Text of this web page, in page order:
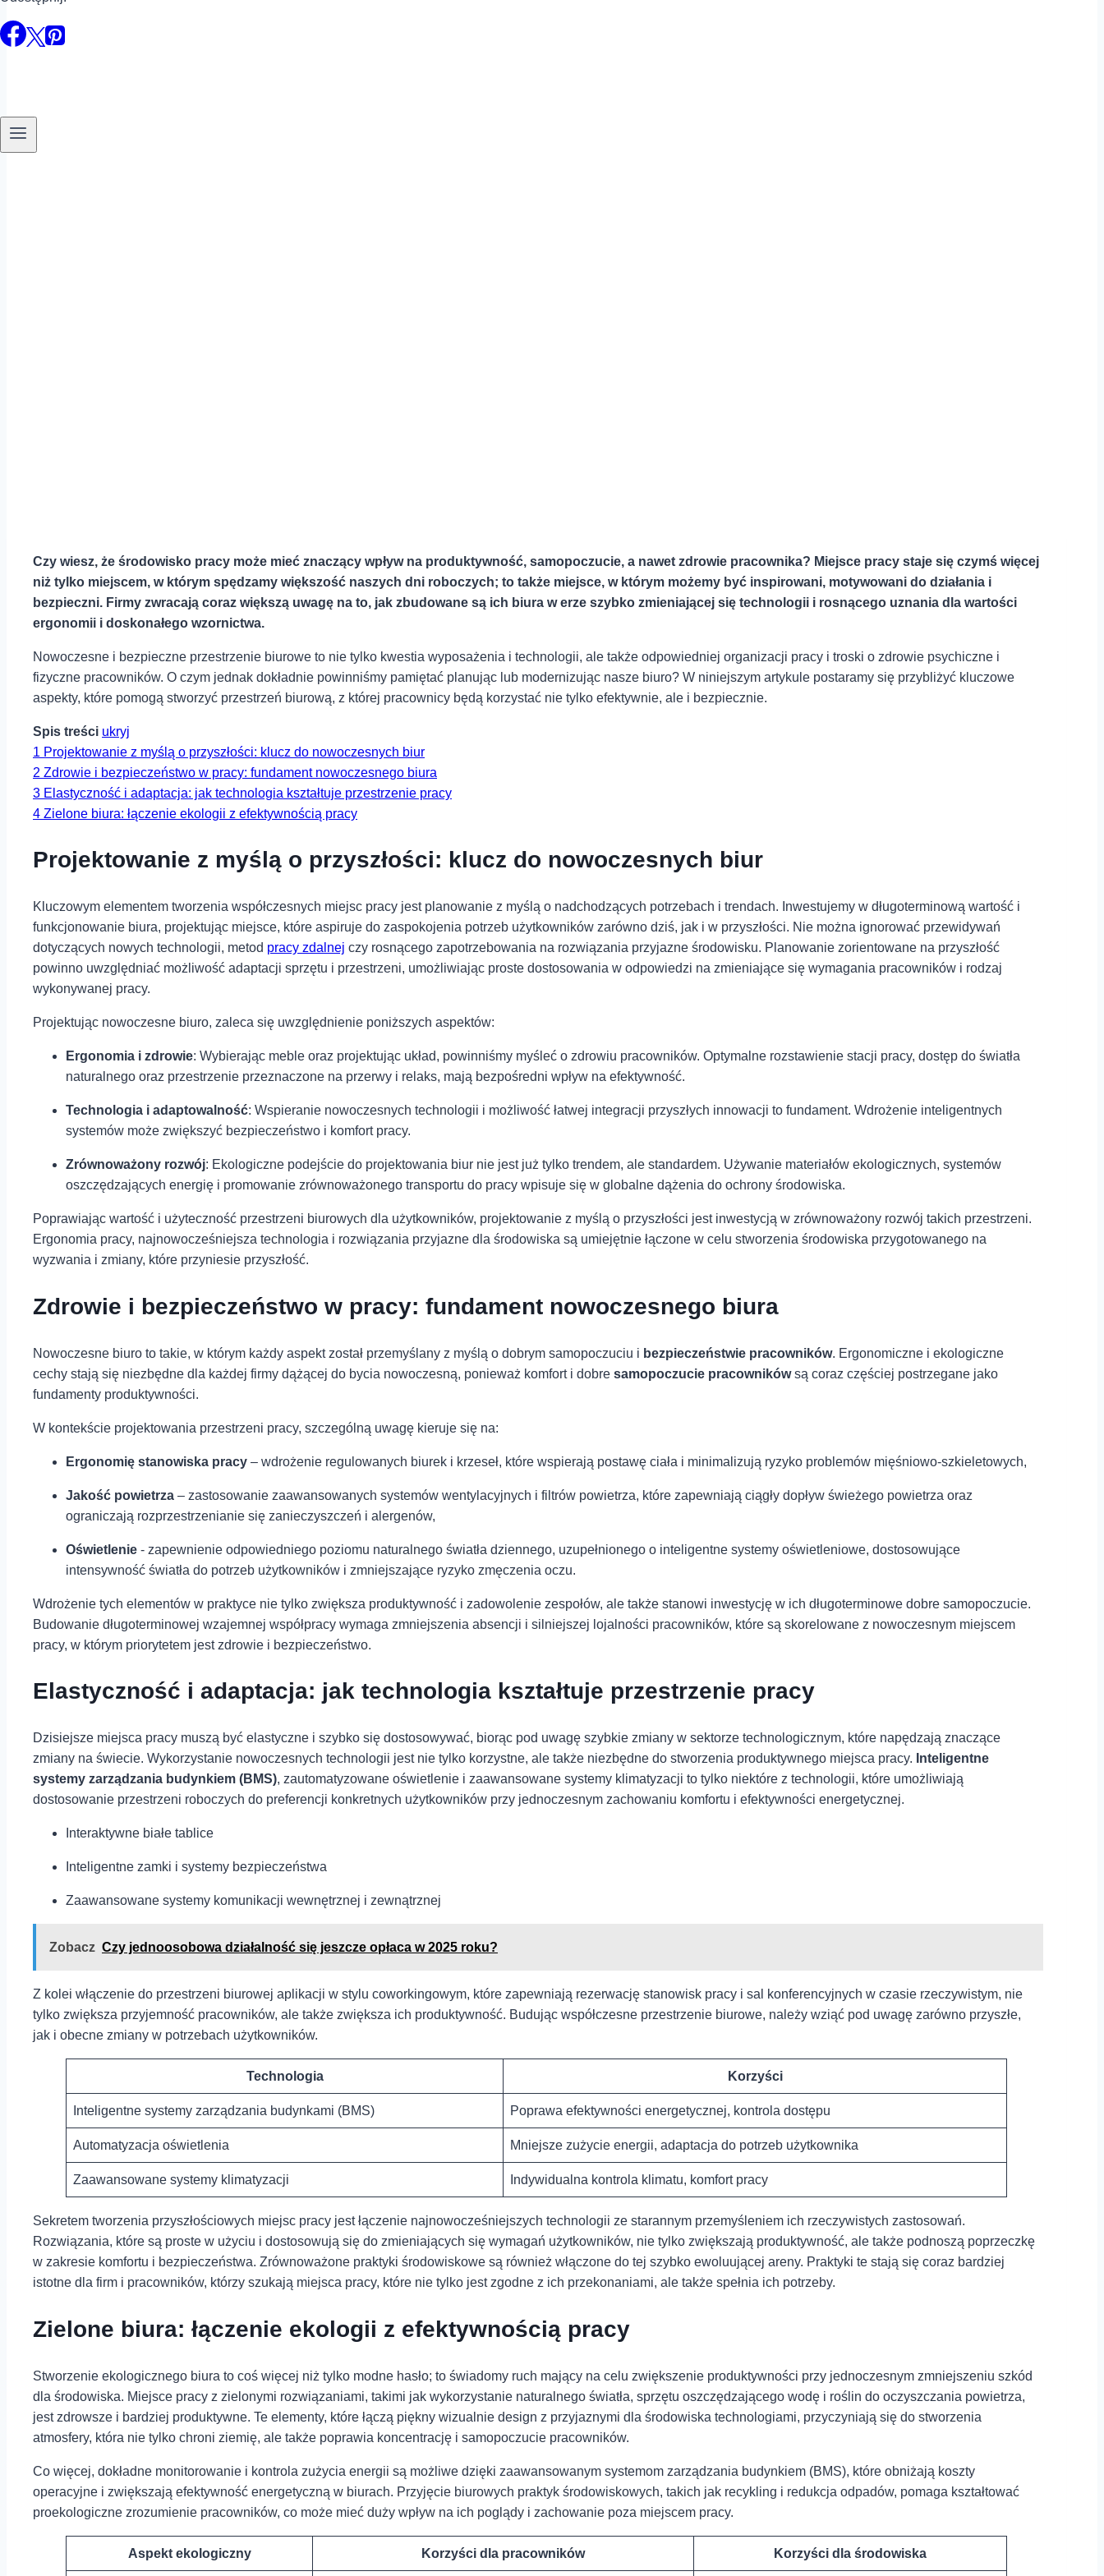
Czy wiesz, że środowisko pracy może mieć znaczący wpływ na produktywność, samopoczucie, a nawet zdrowie pracownika? Miejsce pracy staje się czymś więcej
niż tylko miejscem, w którym spędzamy większość naszych dni roboczych; to także miejsce, w którym możemy być inspirowani, motywowani do działania i
bezpieczni. Firmy zwracają coraz większą uwagę na to, jak zbudowane są ich biura w erze szybko zmieniającej się technologii i rosnącego uznania dla wartości
ergonomii i doskonałego wzornictwa.
Nowoczesne i bezpieczne przestrzenie biurowe to nie tylko kwestia wyposażenia i technologii, ale także odpowiedniej organizacji pracy i troski o zdrowie psychiczne i
fizyczne pracowników. O czym jednak dokładnie powinniśmy pamiętać planując lub modernizując nasze biuro? W niniejszym artykule postaramy się przybliżyć‍ kluczowe
aspekty, które pomogą stworzyć przestrzeń biurową, z której pracownicy będą korzystać nie tylko efektywnie, ale i bezpiecznie.
Spis treści ukryj
1 Projektowanie z myślą o⁤ przyszłości: klucz do nowoczesnych ⁢biur
2 Zdrowie i bezpieczeństwo w pracy: fundament nowoczesnego biura
3 Elastyczność i adaptacja: jak technologia kształtuje przestrzenie pracy
4 Zielone biura: łączenie ekologii ⁤z efektywnością ⁢pracy
Projektowanie z myślą o⁤ przyszłości: klucz do nowoczesnych ⁢biur
Kluczowym elementem tworzenia współczesnych miejsc pracy jest planowanie z myślą o nadchodzących potrzebach i trendach. Inwestujemy w długoterminową wartość i
funkcjonowanie biura, projektując miejsce, które aspiruje do zaspokojenia potrzeb użytkowników zarówno dziś, jak i w przyszłości. Nie można ignorować przewidywań
dotyczących nowych technologii, metod pracy zdalnej czy rosnącego zapotrzebowania na rozwiązania przyjazne środowisku. Planowanie zorientowane na przyszłość
powinno uwzględniać możliwość adaptacji sprzętu i przestrzeni, umożliwiając proste dostosowania w odpowiedzi na zmieniające się wymagania pracowników i rodzaj
wykonywanej pracy.
Projektując nowoczesne biuro, zaleca się uwzględnienie poniższych aspektów:
Ergonomia i zdrowie: Wybierając meble oraz projektując⁤ układ, powinniśmy myśleć o zdrowiu pracowników.⁣ Optymalne rozstawienie stacji pracy, dostęp do światła
naturalnego‍ oraz przestrzenie ⁤przeznaczone na przerwy i relaks, mają‍ bezpośredni⁣ wpływ na efektywność.
Technologia i adaptowalność: Wspieranie nowoczesnych technologii i możliwość łatwej integracji przyszłych innowacji‍ to fundament. Wdrożenie inteligentnych
systemów może zwiększyć bezpieczeństwo i ⁣komfort ⁣pracy.
Zrównoważony ⁣rozwój: Ekologiczne podejście⁣ do ⁢projektowania biur nie jest już tylko‍ trendem, ale standardem. Używanie materiałów ekologicznych, systemów
oszczędzających energię⁢ i ‍promowanie zrównoważonego transportu⁢ do pracy wpisuje się w ⁤globalne dążenia do ⁣ochrony środowiska.
Poprawiając wartość i użyteczność przestrzeni biurowych dla użytkowników, projektowanie z myślą o przyszłości jest inwestycją w zrównoważony rozwój takich przestrzeni.
Ergonomia pracy, najnowocześniejsza technologia i rozwiązania przyjazne dla środowiska są umiejętnie łączone w celu stworzenia środowiska przygotowanego na
wyzwania i zmiany, które przyniesie przyszłość.
Zdrowie i bezpieczeństwo w pracy: fundament nowoczesnego biura
Nowoczesne biuro to takie, w którym każdy aspekt został przemyślany z myślą o dobrym samopoczuciu i bezpieczeństwie pracowników. Ergonomiczne i ekologiczne
cechy stają się niezbędne dla każdej firmy dążącej do bycia nowoczesną, ponieważ komfort i dobre samopoczucie pracownikówsą coraz częściej postrzegane jako
fundamenty produktywności.
W kontekście projektowania przestrzeni pracy, szczególną uwagę ‍kieruje się na:
Ergonomię⁢ stanowiska pracy – ‍wdrożenie regulowanych biurek i krzeseł,⁢ które wspierają postawę ciała i ‍minimalizują ryzyko problemów mięśniowo-szkieletowych,
Jakość ⁤powietrza – zastosowanie zaawansowanych systemów ⁤wentylacyjnych i filtrów powietrza,⁣ które ‍zapewniają ciągły dopływ świeżego ⁢powietrza oraz
ograniczają rozprzestrzenianie się zanieczyszczeń i⁤ alergenów,
Oświetlenie -⁢ zapewnienie⁢ odpowiedniego poziomu naturalnego światła dziennego, uzupełnionego o inteligentne systemy oświetleniowe, dostosowujące
⁢intensywność⁢ światła do potrzeb użytkowników i zmniejszające ryzyko zmęczenia ‍oczu.
Wdrożenie tych elementów w praktyce nie tylko zwiększa produktywność i zadowolenie zespołów, ale także stanowi inwestycję w ich długoterminowe dobre samopoczucie.
Budowanie długoterminowej wzajemnej współpracy wymaga zmniejszenia absencji i silniejszej lojalności pracowników, które są skorelowane z nowoczesnym miejscem
pracy, w którym priorytetem jest zdrowie i bezpieczeństwo.
Elastyczność i adaptacja: jak technologia kształtuje przestrzenie pracy
Dzisiejsze miejsca pracy muszą być elastyczne i szybko się dostosowywać, biorąc pod uwagę szybkie zmiany w sektorze technologicznym, które napędzają znaczące
zmiany na świecie. Wykorzystanie nowoczesnych technologii jest nie tylko korzystne, ale także niezbędne do stworzenia produktywnego miejsca pracy. Inteligentne
systemy zarządzania budynkiem (BMS), zautomatyzowane oświetlenie i zaawansowane systemy klimatyzacji to tylko niektóre z technologii, które umożliwiają
dostosowanie przestrzeni roboczych do preferencji konkretnych użytkowników przy jednoczesnym zachowaniu komfortu i efektywności energetycznej.
Interaktywne ⁣białe ⁣tablice
Inteligentne ⁣zamki i systemy bezpieczeństwa
Zaawansowane systemy⁤ komunikacji wewnętrznej i zewnątrznej
Zobacz Czy jednoosobowa działalność się jeszcze opłaca w 2025 roku?
Z kolei włączenie do przestrzeni biurowej aplikacji w stylu coworkingowym, które zapewniają rezerwację stanowisk pracy i sal konferencyjnych w czasie rzeczywistym, nie
tylko zwiększa przyjemność pracowników, ale także zwiększa ich produktywność. Budując współczesne przestrzenie biurowe, należy wziąć pod uwagę zarówno przyszłe,
jak i obecne zmiany w potrzebach użytkowników.
Technologia Korzyści
Inteligentne systemy zarządzania⁣ budynkami (BMS) Poprawa efektywności ⁣energetycznej, kontrola dostępu
Automatyzacja oświetlenia Mniejsze zużycie energii, adaptacja do potrzeb użytkownika
Zaawansowane systemy klimatyzacji Indywidualna kontrola ‍klimatu,⁢ komfort pracy
Sekretem tworzenia przyszłościowych miejsc pracy jest łączenie najnowocześniejszych technologii ze starannym przemyśleniem ich rzeczywistych zastosowań.
Rozwiązania, które są proste w użyciu i dostosowują się do zmieniających się wymagań użytkowników, nie tylko zwiększają produktywność, ale także podnoszą poprzeczkę
w zakresie komfortu i bezpieczeństwa. Zrównoważone praktyki środowiskowe są również włączone do tej szybko ewoluującej areny. Praktyki te stają się coraz bardziej
istotne dla firm i pracowników, którzy szukają miejsca pracy, które nie tylko jest zgodne z ich przekonaniami, ale także spełnia ich potrzeby.
Zielone biura: łączenie ekologii ⁤z efektywnością ⁢pracy
Stworzenie ekologicznego biura to coś więcej niż tylko modne hasło; to świadomy ruch mający na celu zwiększenie produktywności przy jednoczesnym zmniejszeniu szkód
dla środowiska. Miejsce pracy z zielonymi rozwiązaniami, takimi jak wykorzystanie naturalnego światła, sprzętu oszczędzającego wodę i roślin do oczyszczania powietrza,
jest zdrowsze i bardziej produktywne. Te elementy, które łączą piękny wizualnie design z przyjaznymi dla środowiska technologiami, przyczyniają się do stworzenia
atmosfery, która nie tylko chroni ziemię, ale także poprawia koncentrację i samopoczucie pracowników.
Co więcej, dokładne monitorowanie i kontrola zużycia energii są możliwe dzięki zaawansowanym systemom zarządzania budynkiem (BMS), które obniżają koszty
operacyjne i zwiększają efektywność energetyczną w biurach. Przyjęcie biurowych praktyk środowiskowych, takich jak recykling i redukcja odpadów, pomaga kształtować
proekologiczne zrozumienie pracowników, co może mieć duży wpływ na ich poglądy i zachowanie poza miejscem pracy.
Aspekt ekologiczny Korzyści dla pracowników Korzyści dla środowiska